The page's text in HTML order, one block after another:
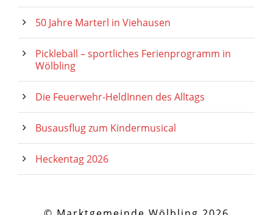
50 Jahre Marterl in Viehausen
Pickleball – sportliches Ferienprogramm in
Wölbling
Die Feuerwehr-HeldInnen des Alltags
Busausflug zum Kindermusical
Heckentag 2026